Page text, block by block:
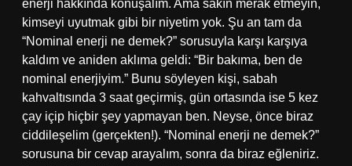
enerji hakkında konuşalım. Ama sakın merak etmeyin,
kimseyi uyutmak gibi bir niyetim yok. Şu an tam da
“Nominal enerji ne demek?” sorusuyla karşı karşıya
kaldım ve aniden aklıma geldi: “Bir bakıma, ben de
nominal enerjiyim.” Bunu söyleyen kişi, sabah
kahvaltısında 3 saat geçirmiş, gün ortasında ise 5 kez
çay içip hiçbir şey yapmayan ben. Neyse, önce biraz
ciddileşelim (gerçekten!). “Nominal enerji ne demek?”
sorusuna bir cevap arayalım, sonra da biraz eğleniriz.